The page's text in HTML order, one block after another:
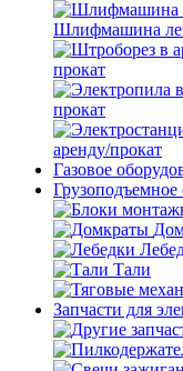
Шлифмашина
прокат
прокат
аренду/прокат
Газовое
Грузоподъемное
Тали
Запчасти для